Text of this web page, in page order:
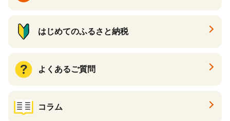
はじめてのふるさと納税
よくあるご質問
コラム